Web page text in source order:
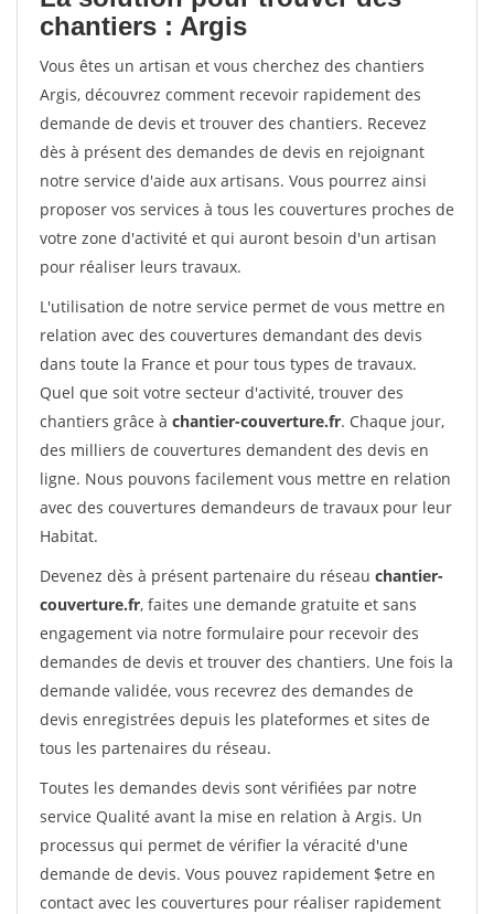
chantiers : Argis
Vous êtes un artisan et vous cherchez des chantiers
Argis, découvrez comment recevoir rapidement des
demande de devis et trouver des chantiers. Recevez
dès à présent des demandes de devis en rejoignant
notre service d'aide aux artisans. Vous pourrez ainsi
proposer vos services à tous les couvertures proches de
votre zone d'activité et qui auront besoin d'un artisan
pour réaliser leurs travaux.
L'utilisation de notre service permet de vous mettre en
relation avec des couvertures demandant des devis
dans toute la France et pour tous types de travaux.
Quel que soit votre secteur d'activité, trouver des
chantiers grâce à chantier-couverture.fr. Chaque jour,
des milliers de couvertures demandent des devis en
ligne. Nous pouvons facilement vous mettre en relation
avec des couvertures demandeurs de travaux pour leur
Habitat.
Devenez dès à présent partenaire du réseau chantier-
couverture.fr, faites une demande gratuite et sans
engagement via notre formulaire pour recevoir des
demandes de devis et trouver des chantiers. Une fois la
demande validée, vous recevrez des demandes de
devis enregistrées depuis les plateformes et sites de
tous les partenaires du réseau.
Toutes les demandes devis sont vérifiées par notre
service Qualité avant la mise en relation à Argis. Un
processus qui permet de vérifier la véracité d'une
demande de devis. Vous pouvez rapidement $etre en
contact avec les couvertures pour réaliser rapidement